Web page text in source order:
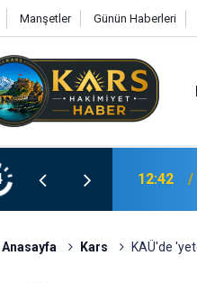
Manşetler Günün Haberleri
12:38
Anasayfa Kars KAÜ'de